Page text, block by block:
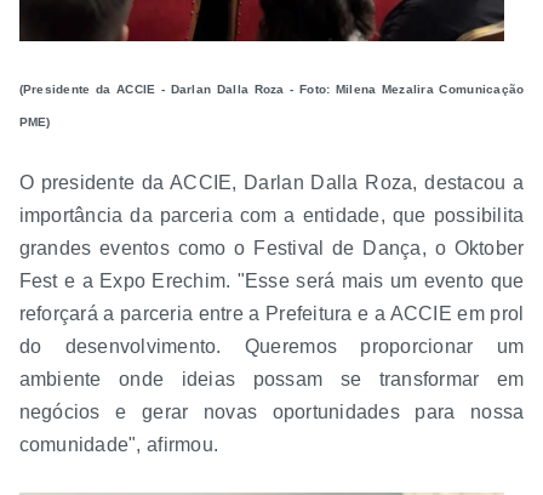
(Presidente da ACCIE - Darlan Dalla Roza - Foto: Milena Mezalira Comunicação
PME)
O presidente da ACCIE, Darlan Dalla Roza, destacou a
importância da parceria com a entidade, que possibilita
grandes eventos como o Festival de Dança, o Oktober
Fest e a Expo Erechim. "Esse será mais um evento que
reforçará a parceria entre a Prefeitura e a ACCIE em prol
do desenvolvimento. Queremos proporcionar um
ambiente onde ideias possam se transformar em
negócios e gerar novas oportunidades para nossa
comunidade", afirmou.